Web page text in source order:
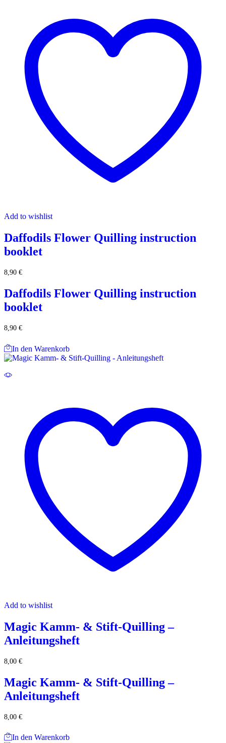
Add to wishlist
Daffodils Flower Quilling instruction
booklet
8,90 €
Daffodils Flower Quilling instruction
booklet
8,90 €
In den Warenkorb
Add to wishlist
Magic Kamm- & Stift-Quilling –
Anleitungsheft
8,00 €
Magic Kamm- & Stift-Quilling –
Anleitungsheft
8,00 €
In den Warenkorb